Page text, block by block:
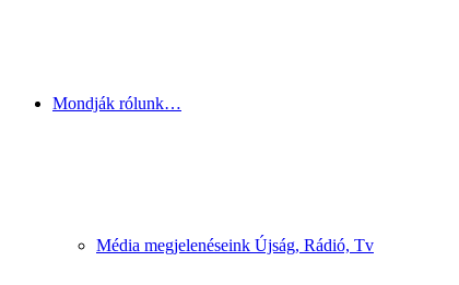
Mondják rólunk…
Média megjelenéseink Újság, Rádió, Tv